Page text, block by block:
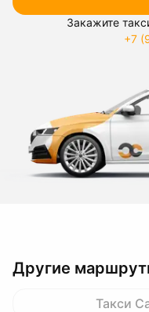
Закажите
+7
Другие
Такси